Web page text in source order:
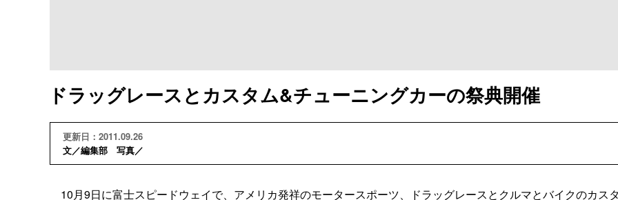
ドラッグレースとカスタム&チューニングカーの祭典開催
更新日：2011.09.26
文／編集部 写真／
10月9日に富士スピードウェイで、アメリカ発祥のモータースポーツ、ドラッグレースとクルマとバイクのカス